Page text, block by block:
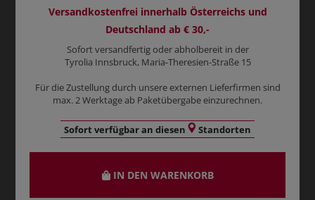
Versandkostenfrei innerhalb Österreichs und
Deutschland ab € 30,-
Sofort versandfertig oder abholbereit in der
Tyrolia Innsbruck, Maria-Theresien-Straße 15
Für die Zustellung durch unsere externen Lieferfirmen sind
max. 2 Werktage ab Paketübergabe einzurechnen.
Sofort verfügbar an diesen Standorten
IN DEN WARENKORB